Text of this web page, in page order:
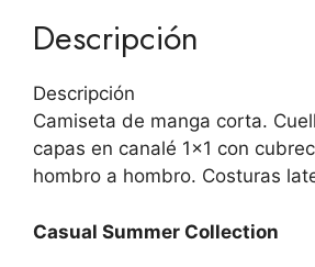
Descripción
Descripción
Camiseta de manga corta.
capas en canalé 1×1 con
hombro a hombro. Costuras
Casual Summer Collection